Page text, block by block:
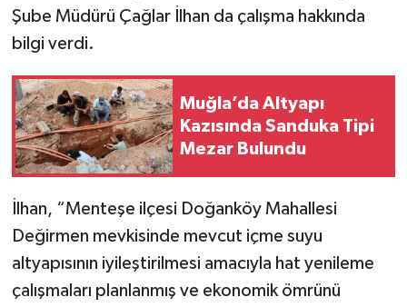
Şube Müdürü Çağlar İlhan da çalışma hakkında
bilgi verdi.
Muğla’da Altyapı
Kazısında Sanduka Tipi
Mezar Bulundu
İlhan, “Menteşe ilçesi Doğanköy Mahallesi
Değirmen mevkisinde mevcut içme suyu
altyapısının iyileştirilmesi amacıyla hat yenileme
çalışmaları planlanmış ve ekonomik ömrünü